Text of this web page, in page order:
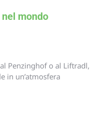
nel mondo
Penzinghof o al Liftradl,
in un’atmosfera